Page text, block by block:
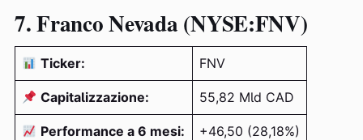
7. Franco Nevada (NYSE:FNV)
Ticker: FNV
Capitalizzazione: 55,82 Mld CAD
Performance a 6 mesi: +46,50 (28,18%)